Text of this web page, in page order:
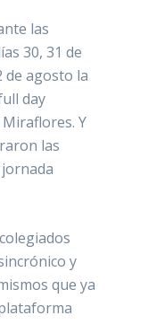
las
30, 31 de
de agosto la
day
Y
las
y
que ya